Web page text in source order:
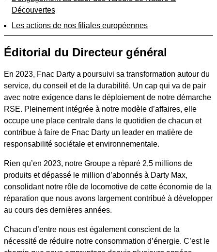
Découvertes
Les actions de nos filiales européennes
Éditorial du Directeur général
En 2023, Fnac Darty a poursuivi sa transformation autour du
service, du conseil et de la durabilité. Un cap qui va de pair
avec notre exigence dans le déploiement de notre démarche
RSE. Pleinement intégrée à notre modèle d’affaires, elle
occupe une place centrale dans le quotidien de chacun et
contribue à faire de Fnac Darty un leader en matière de
responsabilité sociétale et environnementale.
Rien qu’en 2023, notre Groupe a réparé 2,5 millions de
produits et dépassé le million d’abonnés à Darty Max,
consolidant notre rôle de locomotive de cette économie de la
réparation que nous avons largement contribué à développer
au cours des dernières années.
Chacun d’entre nous est également conscient de la
nécessité de réduire notre consommation d’énergie. C’est le